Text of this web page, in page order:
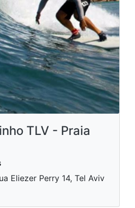
TLV - Praia
Eliezer Perry 14, Tel Aviv